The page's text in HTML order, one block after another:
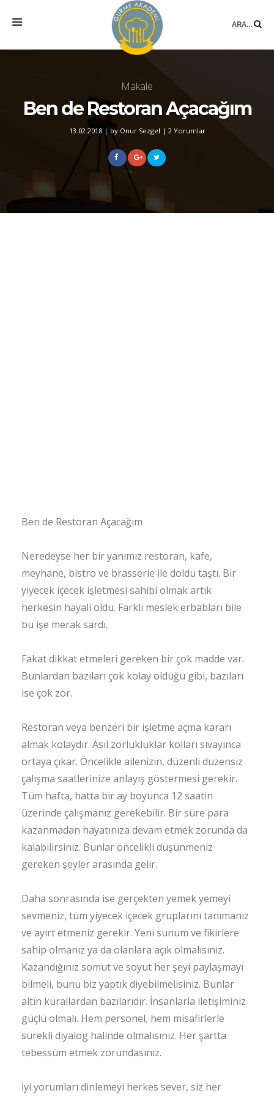
ARA...
EĞITIMLER
DANIŞMANLIK
Makale
Ben de Restoran Açacağım
13.02.2018| by Onur Sezgel | 2 Yorumlar
Ben de Restoran Açacağım
Neredeyse her bir yanımız restoran, kafe,
meyhane, bistro ve brasserie ile doldu taştı. Bir
yiyecek içecek işletmesi sahibi olmak artık
herkesin hayali oldu. Farklı meslek erbabları bile
bu işe merak sardı.
Fakat dikkat etmeleri gereken bir çok madde var.
Bunlardan bazıları çok kolay olduğu gibi, bazıları
ise çok zor.
Restoran veya benzeri bir işletme açma kararı
almak kolaydır. Asıl zorlukluklar kolları sıvayınca
ortaya çıkar. Öncelikle ailenizin, düzenli düzensiz
çalışma saatlerinize anlayış göstermesi gerekir.
Tüm hafta, hatta bir ay boyunca 12 saatin
üzerinde çalışmanız gerekebilir. Bir süre para
kazanmadan hayatınıza devam etmek zorunda da
kalabilirsiniz. Bunlar öncelikli düşünmeniz
gereken şeyler arasında gelir.
Daha sonrasında ise gerçekten yemek yemeyi
sevmeniz, tüm yiyecek içecek gruplarını tanımanız
ve ayırt etmeniz gerekir. Yeni sunum ve fikirlere
sahip olmanız ya da olanlara açık olmalısınız.
Kazandığınız somut ve soyut her şeyi paylaşmayı
bilmeli, bunu biz yaptık diyebilmelisiniz. Bunlar
altın kurallardan bazılarıdır. İnsanlarla iletişiminiz
güçlü olmalı. Hem personel, hem misafirlerle
sürekli diyalog halinde olmalısınız. Her şartta
tebessüm etmek zorundasınız.
İyi yorumları dinlemeyi herkes sever, siz her